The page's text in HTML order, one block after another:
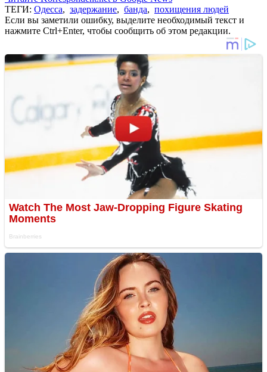
ТЕГИ: Одесса, задержание, банда, похищения людей
Если вы заметили ошибку, выделите необходимый текст и
нажмите Ctrl+Enter, чтобы сообщить об этом редакции.